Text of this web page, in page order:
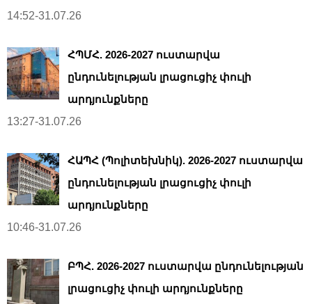
14:52-31.07.26
ՀՊՄՀ. 2026-2027 ուստարվա
ընդունելության լրացուցիչ փուլի
արդյունքները
13:27-31.07.26
ՀԱՊՀ (Պոլիտեխնիկ). 2026-2027 ուստարվա
ընդունելության լրացուցիչ փուլի
արդյունքները
10:46-31.07.26
ԲՊՀ. 2026-2027 ուստարվա ընդունելության
լրացուցիչ փուլի արդյունքները